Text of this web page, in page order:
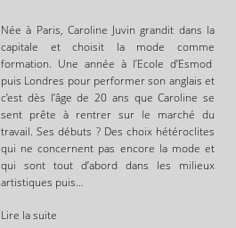
Née à Paris, Caroline Juvin grandit dans la
capitale et choisit la mode comme
formation. Une année à l’Ecole d’Esmod
puis Londres pour performer son anglais et
c’est dès l’âge de 20 ans que Caroline se
sent prête à rentrer sur le marché du
travail. Ses débuts ? Des choix hétéroclites
qui ne concernent pas encore la mode et
qui sont tout d’abord dans les milieux
artistiques puis…
Lire la suite